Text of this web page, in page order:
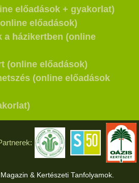
előadások + gyakorlat)
előadások)
a házikertben (online
(online előadások)
(online előadások
& Kertészeti Tanfolyamok.